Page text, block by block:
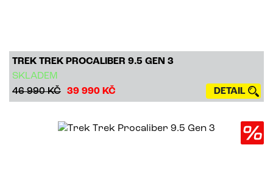
TREK TREK PROCALIBER 9.5 GEN 3
SKLADEM
46 990 KČ
39 990 KČ DETAIL